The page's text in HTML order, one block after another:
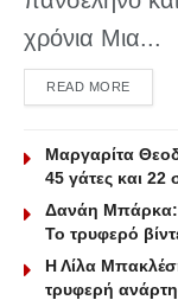
χρόνια Μια...
READ MOREDETAILS
Μαργαρίτα
45 γάτες και 22
Δανάη Μπάρκα:
Το τρυφερό
Η Λίλα
τρυφερή